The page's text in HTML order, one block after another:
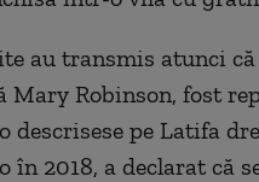
au transmis atunci
Robinson, fost
pe Latifa
în 2018, a declarat că